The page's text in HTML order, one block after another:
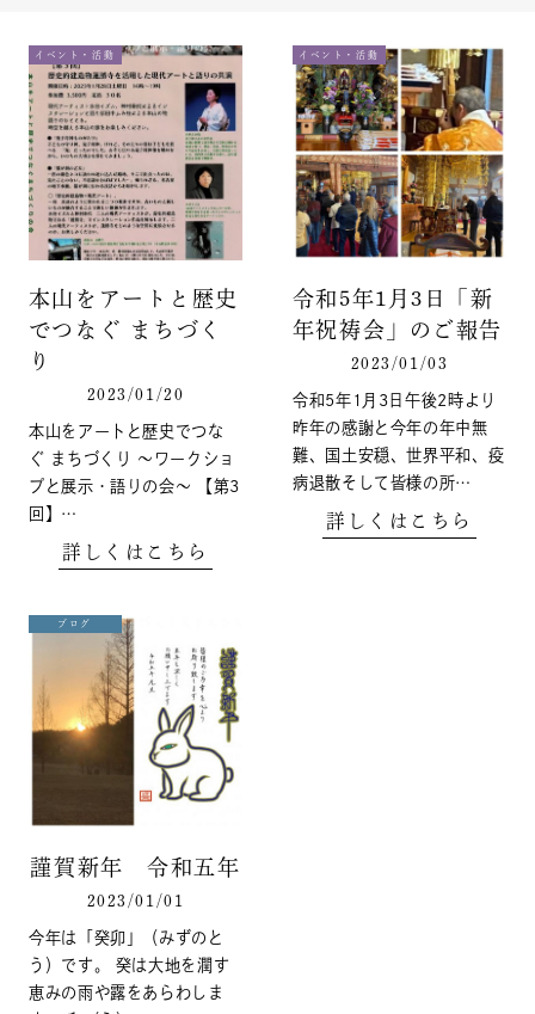
イベント・活動
本山をアートと歴史
でつなぐ まちづく
り
2023/01/20
本山をアートと歴史でつな
ぐ まちづくり ～ワークショ
プと展示・語りの会〜 【第3
回】…
詳しくはこちら
イベント・活動
令和5年1月3日「新
年祝祷会」のご報告
2023/01/03
令和5年1月3日午後2時より
昨年の感謝と今年の年中無
難、国土安穏、世界平和、疫
病退散そして皆様の所…
詳しくはこちら
ブログ
謹賀新年 令和五年
2023/01/01
今年は「癸卯」（みずのと
う）です。 癸は大地を潤す
恵みの雨や露をあらわしま